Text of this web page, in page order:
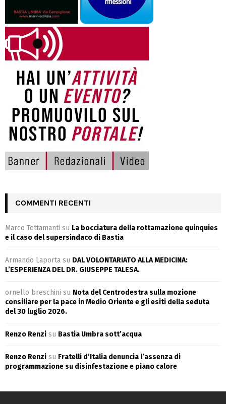
COMMENTI RECENTI
Marco Tettamanti su La bocciatura della rottamazione quinquies
e il caso del supersindaco di Bastia
Armando Laporta su DAL VOLONTARIATO ALLA MEDICINA:
L’ESPERIENZA DEL DR. GIUSEPPE TALESA.
ornello breschini su Nota del Centrodestra sulla mozione
consiliare per la pace in Medio Oriente e gli esiti della seduta
del 30 luglio 2026.
Renzo Renzi su Bastia Umbra sott’acqua
Renzo Renzi su Fratelli d’Italia denuncia l’assenza di
programmazione su disinfestazione e piano calore